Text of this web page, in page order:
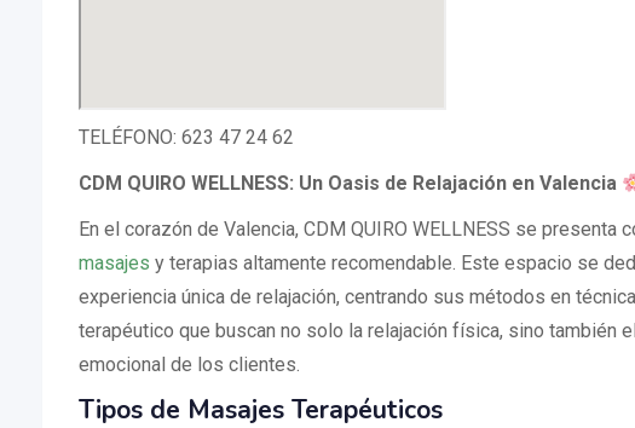
TELÉFONO: 623 47 24 62
CDM QUIRO WELLNESS: Un Oasis de Relajación en Valencia
En el corazón de Valencia, CDM QUIRO WELLNESS se presenta
masajes y terapias altamente recomendable. Este espacio se
experiencia única de relajación, centrando sus métodos en
terapéutico que buscan no solo la relajación física, sino también
emocional de los clientes.
Tipos de Masajes Terapéuticos